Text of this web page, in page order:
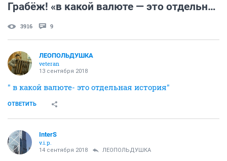
Грабёж! «в какой валюте — это отдельная история».
3916 9
ЛЕОПОЛЬДУШКА
veteran
13 сентября 2018
" в какой валюте- это отдельная история"
ОТВЕТИТЬ
InterS
v.i.p.
14 сентября 2018 ЛЕОПОЛЬДУШКА